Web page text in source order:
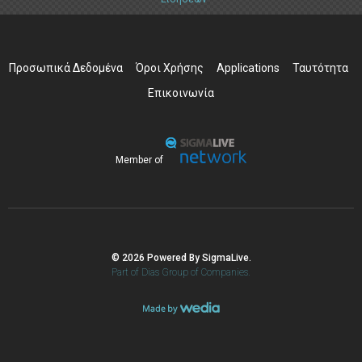
Προσωπικά Δεδομένα Όροι Χρήσης Applications
Ταυτότητα
Επικοινωνία
Member of
© 2026 Powered By SigmaLive.
Part of Dias Group of Companies.